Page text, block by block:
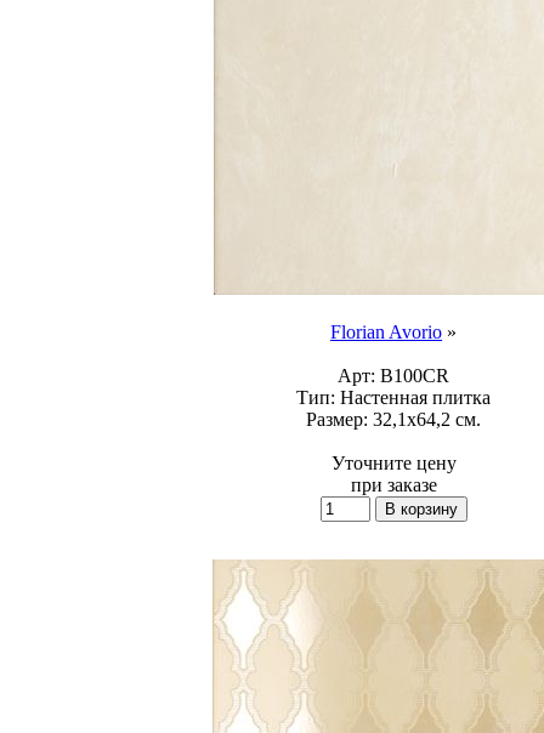
Florian Avorio »
Арт: B100CR
Тип: Настенная плитка
Размер: 32,1x64,2 см.
Уточните цену
при заказе